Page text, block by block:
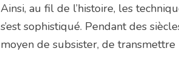
Ainsi, au fil de l’histoire, les
s’est sophistiqué. Pendant des
moyen de subsister, de